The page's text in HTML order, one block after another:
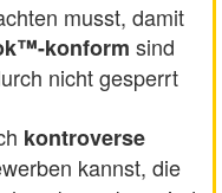
musst, damit
konform sind
nicht gesperrt
kontroverse
kannst, die